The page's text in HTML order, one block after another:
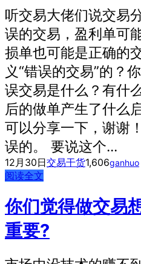
听交易大佬们说交易
误的交易，盈利单可
损单也可能是正确的
义“错误的交易”的？
误交易是什么？有什
后的做单产生了什么
可以分享一下，谢谢
误的。 要说这个...
12月30日交易干货1,606ganhuo
阅读全文
你们觉得做交易
重要?